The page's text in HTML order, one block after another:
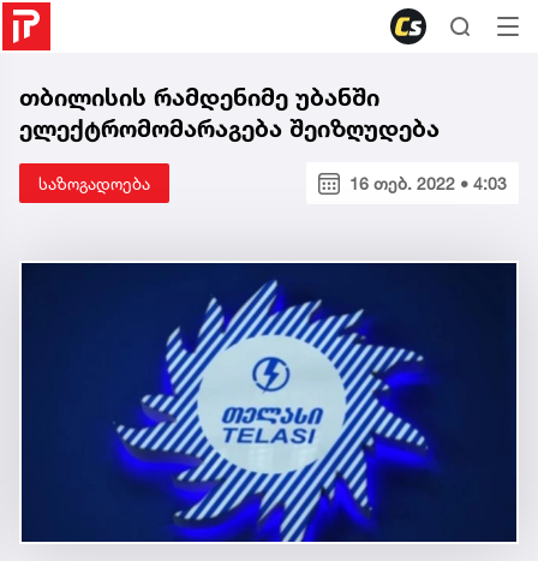
თბილისის რამდენიმე უბანში
ელექტრომომარაგება შეიზღუდება
საზოგადოება 16 თებ. 2022 • 4:03